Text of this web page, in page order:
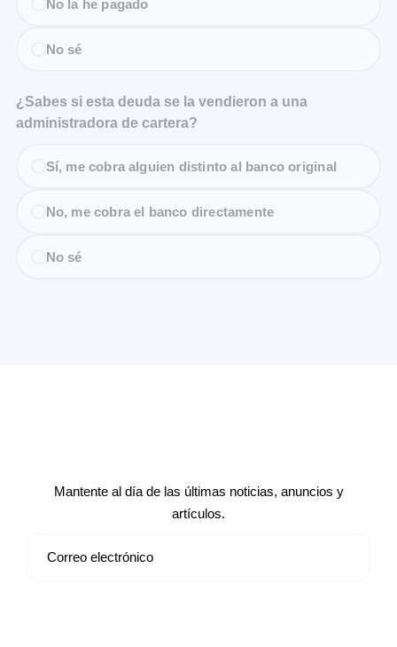
No la he pagado
No sé
¿Sabes si esta deuda se la vendieron a una
administradora de cartera?
Sí, me cobra alguien distinto al banco original
No, me cobra el banco directamente
No sé
Mantente al día de las últimas noticias, anuncios y
artículos.